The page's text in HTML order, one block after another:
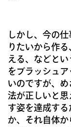
しかし、今の
りたいから作
える、などと
をブラッシュ
いのですが、
法が正しいと思
す姿を達成す
か、それ自体